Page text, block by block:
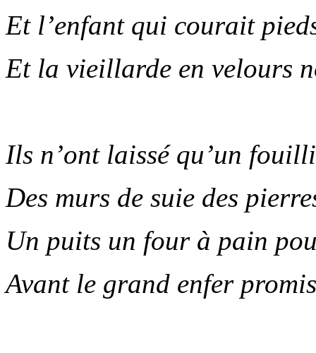
Et l’enfant qui courait
Et la vieillarde en velours
Ils n’ont laissé qu’un
Des murs de suie des
Un puits un four à pain
Avant le grand enfer